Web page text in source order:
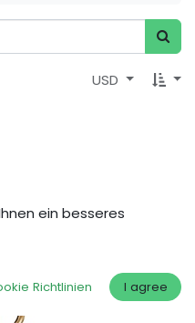
USD
ein besseres
Richtlinien I agree